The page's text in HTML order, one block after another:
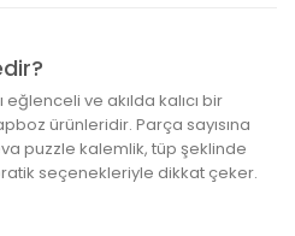
ve akılda kalıcı bir
ürünleridir. Parça sayısına
puzzle kalemlik, tüp şeklinde
seçenekleriyle dikkat çeker.